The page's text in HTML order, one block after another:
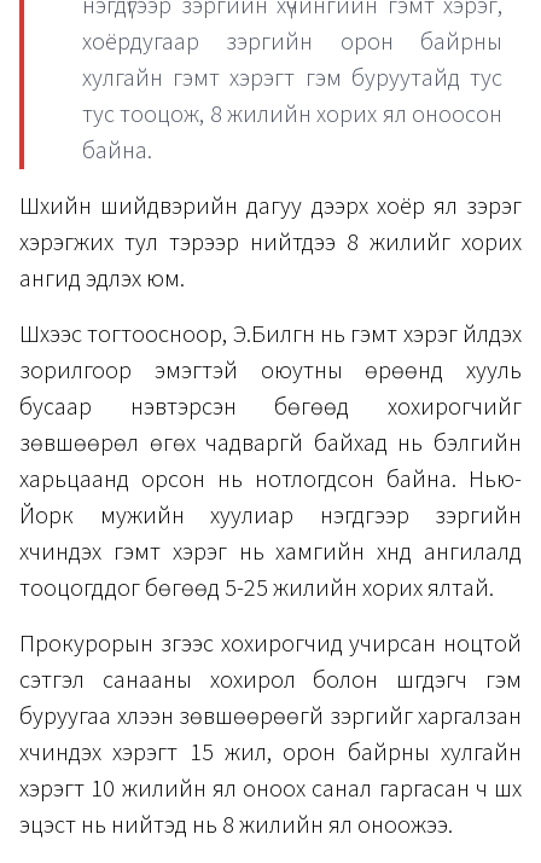
хоёрдугаар зэргийн орон байрны
хулгайн гэмт хэрэгт гэм буруутайд тус
тус тооцож, 8 жилийн хорих ял оноосон
байна.
Шүүхийн шийдвэрийн дагуу дээрх хоёр ял зэрэг
хэрэгжих тул тэрээр нийтдээ 8 жилийг хорих
ангид эдлэх юм.
Шүүхээс тогтоосноор, Э.Билгүүн нь гэмт хэрэг үйлдэх
зорилгоор эмэгтэй оюутны өрөөнд хууль
бусаар нэвтэрсэн бөгөөд хохирогчийг
зөвшөөрөл өгөх чадваргүй байхад нь бэлгийн
харьцаанд орсон нь нотлогдсон байна. Нью-
Йорк мужийн хуулиар нэгдүгээр зэргийн
хүчиндэх гэмт хэрэг нь хамгийн хүнд ангилалд
тооцогддог бөгөөд 5-25 жилийн хорих ялтай.
Прокурорын зүгээс хохирогчид учирсан ноцтой
сэтгэл санааны хохирол болон шүүгдэгч гэм
буруугаа хүлээн зөвшөөрөөгүй зэргийг харгалзан
хүчиндэх хэрэгт 15 жил, орон байрны хулгайн
хэрэгт 10 жилийн ял оноох санал гаргасан ч шүүх
эцэст нь нийтэд нь 8 жилийн ял оноожээ.